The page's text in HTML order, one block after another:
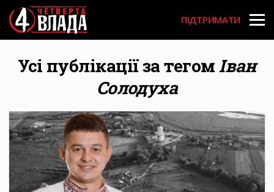
Перейти
до
основного
вмісту
User
account
menu
ПІДТРИМАТИ
Усі публікації за тегомІван
Солодуха